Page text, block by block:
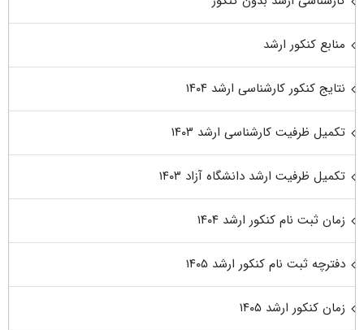
منابع کنکور ارشد
نتایج کنکور کارشناسی ارشد ۱۴۰۴
تکمیل ظرفیت کارشناسی ارشد ۱۴۰۳
تکمیل ظرفیت ارشد دانشگاه آزاد ۱۴۰۳
زمان ثبت نام کنکور ارشد ۱۴۰۴
دفترچه ثبت نام کنکور ارشد ۱۴۰۵
زمان کنکور ارشد ۱۴۰۵